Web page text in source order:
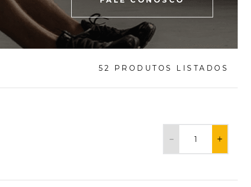
52 PRODUTOS LISTADOS